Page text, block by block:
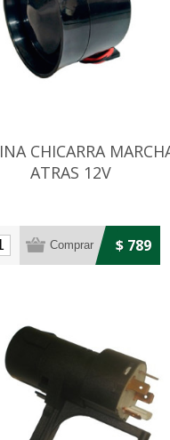
CHICARRA
ATRAS 12V
$ 789